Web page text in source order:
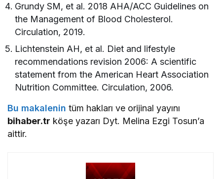
Grundy SM, et al. 2018 AHA/ACC Guidelines on
the Management of Blood Cholesterol.
Circulation, 2019.
Lichtenstein AH, et al. Diet and lifestyle
recommendations revision 2006: A scientific
statement from the American Heart Association
Nutrition Committee. Circulation, 2006.
Bu makalenin tüm hakları ve orijinal yayını
bihaber.tr köşe yazarı Dyt. Melina Ezgi Tosun’a
aittir.